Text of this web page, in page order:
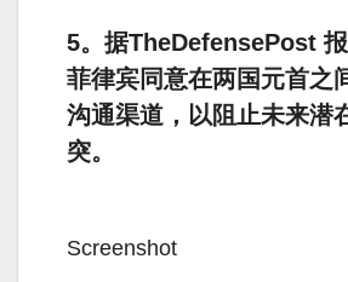
5。据TheDefensePost
菲律宾同意在两国元首之
沟通渠道，以阻止未来潜
突。
Screenshot